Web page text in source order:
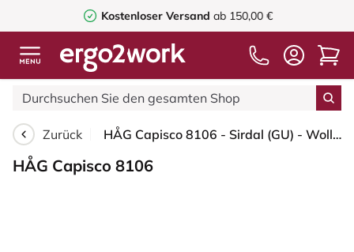
Kostenloser Versand ab 150,00 €
Zurück HÅG Capisco 8106 - Sirdal (GU) - Wolle - SRD630 - Brick red - Schwarz - 150mm (Sitzhöhe 40-55cm) - Bodengleiter
HÅG Capisco 8106